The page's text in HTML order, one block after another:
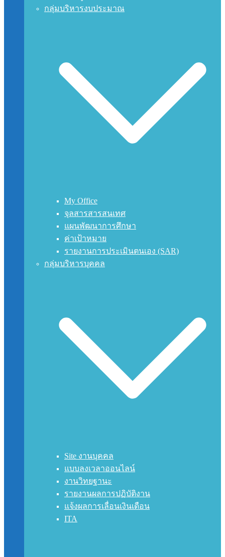
กลุ่มบริหารงบประมาณ
My Office
จุลสารสารสนเทศ
แผนพัฒนาการศึกษา
ค่าเป้าหมาย
รายงานการประเมินตนเอง (SAR)
กลุ่มบริหารบุคคล
Site งานบุคคล
แบบลงเวลาออนไลน์
งานวิทยฐานะ
รายงานผลการปฏิบัติงาน
แจ้งผลการเลื่อนเงินเดือน
ITA